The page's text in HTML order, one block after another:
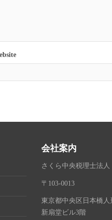
会社案内
さくら中央税理士法人
〒103-0013
東京都中央区日本橋人
新扇堂ビル3階